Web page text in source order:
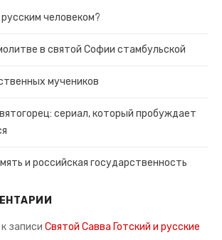
человеком?
в святой Софии стамбульской
мучеников
сериал, который пробуждает
и российская государственность
к записи Святой Савва Готский и русские